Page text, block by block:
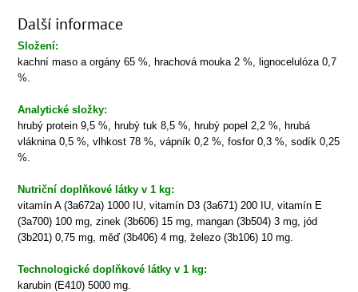
Další informace
Složení:
kachní maso a orgány 65 %, hrachová mouka 2 %, lignocelulóza 0,7
%.
Analytické složky:
hrubý protein 9,5 %, hrubý tuk 8,5 %, hrubý popel 2,2 %, hrubá
vláknina 0,5 %, vlhkost 78 %, vápník 0,2 %, fosfor 0,3 %, sodík 0,25
%.
Nutriční doplňkové látky v 1 kg:
vitamín A (3a672a) 1000 IU, vitamín D3 (3a671) 200 IU, vitamín E
(3a700) 100 mg, zinek (3b606) 15 mg, mangan (3b504) 3 mg, jód
(3b201) 0,75 mg, měď (3b406) 4 mg, železo (3b106) 10 mg.
Technologické doplňkové látky v 1 kg:
karubin (E410) 5000 mg.